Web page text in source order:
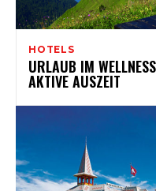
HOTELS
URLAUB IM
AKTIVE AUSZEIT